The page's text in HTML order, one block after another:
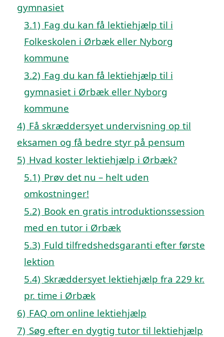
gymnasiet
3.1) Fag du kan få lektiehjælp til i
Folkeskolen i Ørbæk eller Nyborg
kommune
3.2) Fag du kan få lektiehjælp til i
gymnasiet i Ørbæk eller Nyborg
kommune
4) Få skræddersyet undervisning op til
eksamen og få bedre styr på pensum
5) Hvad koster lektiehjælp i Ørbæk?
5.1) Prøv det nu – helt uden
omkostninger!
5.2) Book en gratis introduktionssession
med en tutor i Ørbæk
5.3) Fuld tilfredshedsgaranti efter første
lektion
5.4) Skræddersyet lektiehjælp fra 229 kr.
pr. time i Ørbæk
6) FAQ om online lektiehjælp
7) Søg efter en dygtig tutor til lektiehjælp